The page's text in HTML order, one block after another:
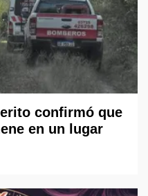
confirmó que
en un lugar